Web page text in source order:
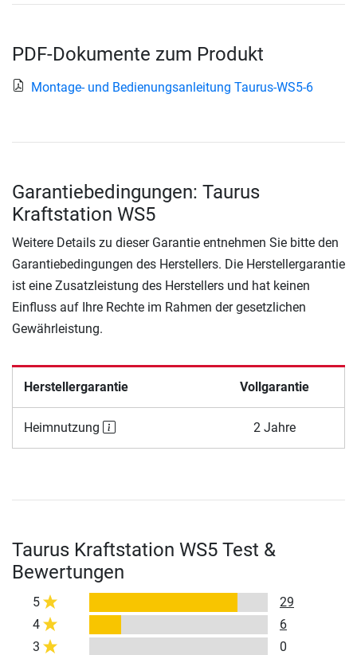
PDF-Dokumente zum Produkt
Montage- und Bedienungsanleitung Taurus-WS5-6
Garantiebedingungen: Taurus
Kraftstation WS5
Weitere Details zu dieser Garantie entnehmen Sie bitte den
Garantiebedingungen des Herstellers. Die Herstellergarantie
ist eine Zusatzleistung des Herstellers und hat keinen
Einfluss auf Ihre Rechte im Rahmen der gesetzlichen
Gewährleistung.
Herstellergarantie Vollgarantie
Heimnutzung 2 Jahre
Taurus Kraftstation WS5 Test &
Bewertungen
5
29
4
6
3
0